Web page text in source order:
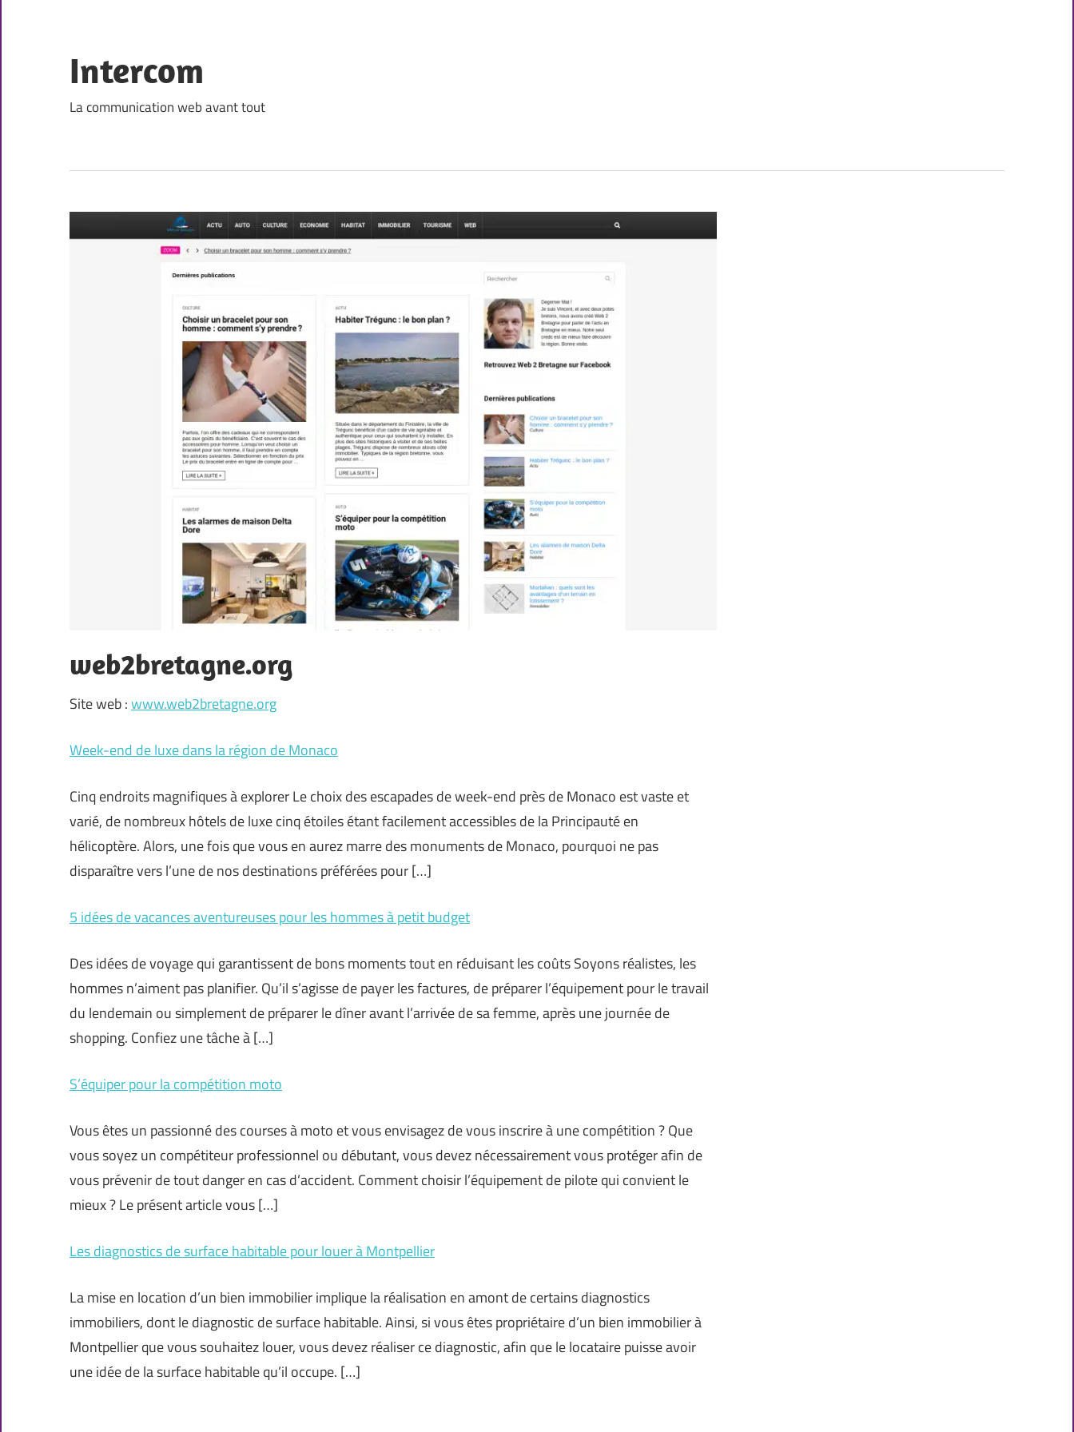
content
Intercom
La communication web avant tout
web2bretagne.org
Site web :www.web2bretagne.org
Week-end de luxe dans la région de Monaco
Cinq endroits magnifiques à explorer Le choix des escapades de week-end près de Monaco est vaste et
varié, de nombreux hôtels de luxe cinq étoiles étant facilement accessibles de la Principauté en
hélicoptère. Alors, une fois que vous en aurez marre des monuments de Monaco, pourquoi ne pas
disparaître vers l’une de nos destinations préférées pour […]
5 idées de vacances aventureuses pour les hommes à petit budget
Des idées de voyage qui garantissent de bons moments tout en réduisant les coûts Soyons réalistes, les
hommes n’aiment pas planifier. Qu’il s’agisse de payer les factures, de préparer l’équipement pour le travail
du lendemain ou simplement de préparer le dîner avant l’arrivée de sa femme, après une journée de
shopping. Confiez une tâche à […]
S’équiper pour la compétition moto
Vous êtes un passionné des courses à moto et vous envisagez de vous inscrire à une compétition ? Que
vous soyez un compétiteur professionnel ou débutant, vous devez nécessairement vous protéger afin de
vous prévenir de tout danger en cas d’accident. Comment choisir l’équipement de pilote qui convient le
mieux ? Le présent article vous […]
Les diagnostics de surface habitable pour louer à Montpellier
La mise en location d’un bien immobilier implique la réalisation en amont de certains diagnostics
immobiliers, dont le diagnostic de surface habitable. Ainsi, si vous êtes propriétaire d’un bien immobilier à
Montpellier que vous souhaitez louer, vous devez réaliser ce diagnostic, afin que le locataire puisse avoir
une idée de la surface habitable qu’il occupe. […]